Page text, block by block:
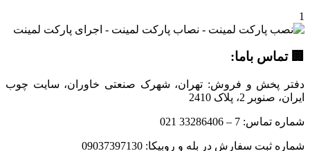
1
🏢 تماس با‌ما:
دفتر پخش و فروش: تهران، شهرک صنعتی خاوران، سایت چوب
ایران، صنوبر 2، پلاک 2410
شماره تماس: 7 – 33286406 021
شماره ثبت سفارش در بله و روبیکا: 09037397130